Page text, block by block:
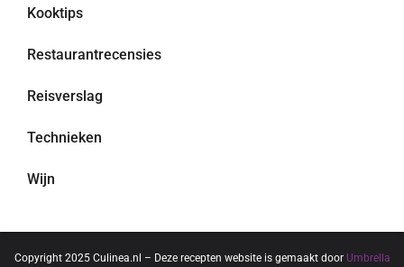
Kooktips
Restaurantrecensies
Reisverslag
Technieken
Wijn
Copyright 2025 Culinea.nl – Deze recepten website is gemaakt door Umbrella